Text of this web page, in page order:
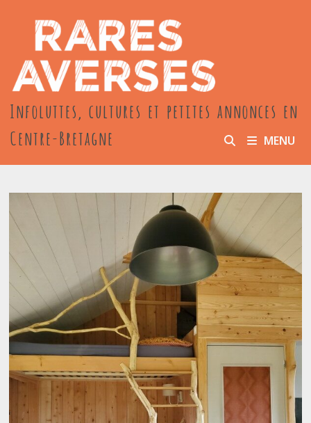
contenu
Infoluttes, cultures et petites annonces en
Centre-Bretagne
MENU